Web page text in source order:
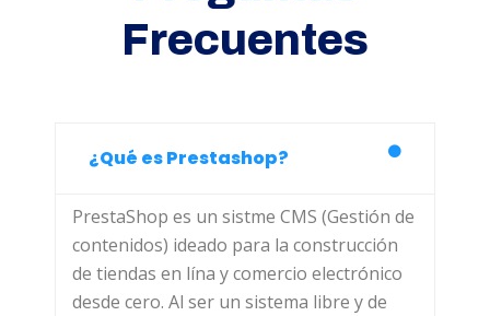
Frecuentes
¿Qué es Prestashop?
PrestaShop es un sistme CMS (Gestión de
contenidos) ideado para la construcción
de tiendas en lína y comercio electrónico
desde cero. Al ser un sistema libre y de